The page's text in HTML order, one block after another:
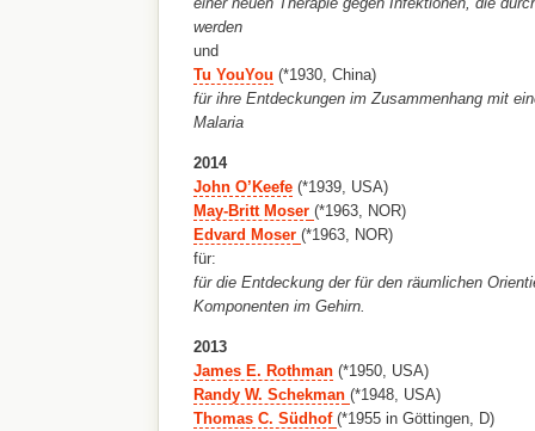
werden
und
Tu YouYou (*1930, China)
für ihre Entdeckungen im Zusammenhang mit
Malaria
2014
John O’Keefe(*1939, USA)
May-Britt Moser (*1963, NOR)
Edvard Moser (*1963, NOR)
für:
für die Entdeckung der für den räumlichen
Komponenten im Gehirn.
2013
James E. Rothman(*1950, USA)
Randy W. Schekman (*1948, USA)
Thomas C. Südhof (*1955 in Göttingen, D)